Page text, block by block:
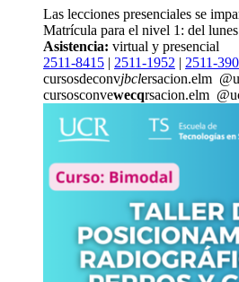
Las lecciones presenciales se
Matrícula para el nivel 1: del
Asistencia: virtual y presencial
2511-8415 | 2511-1952 | 2511-
cursosdeconvjbclersacion.elm
cursosconvewecqrsacion.elm